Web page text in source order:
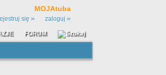
MOJAtuba
się » zaloguj »
FORUM